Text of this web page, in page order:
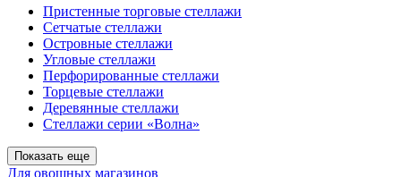
Пристенные торговые стеллажи
Сетчатые стеллажи
Островные стеллажи
Угловые стеллажи
Перфорированные стеллажи
Торцевые стеллажи
Деревянные стеллажи
Стеллажи серии «Волна»
Показать еще
Для овощных магазинов